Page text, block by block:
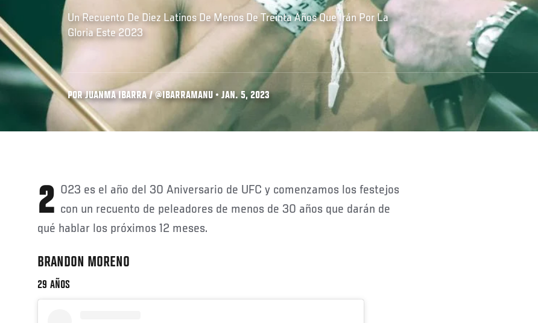
Un Recuento De Diez Latinos De Menos De Treinta Años Que Irán Por La
Gloria Este 2023
POR JUANMA IBARRA / @IBARRAMANU • JAN. 5, 2023
2023 es el año del 30 Aniversario de UFC y comenzamos los festejos con un recuento de peleadores de menos de 30 años que darán de
qué hablar los próximos 12 meses.
BRANDON MORENO
29 AÑOS